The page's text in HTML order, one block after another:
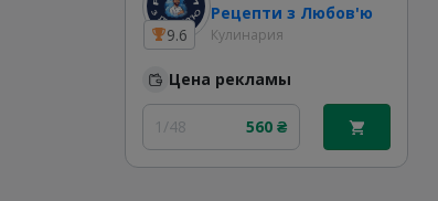
9.6
Рецепти з Любов'ю
Кулинария
Цена рекламы
1/48 560 ₴